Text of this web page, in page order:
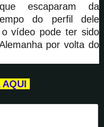
escaparam da
do perfil dele
vídeo pode ter sido
por volta do
AQUI